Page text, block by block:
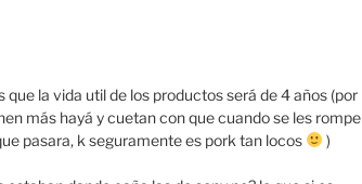
la vida util de los productos será de 4 años (por
más hayá y cuetan con que cuando se les rompe
pasara, k seguramente es pork tan locos )